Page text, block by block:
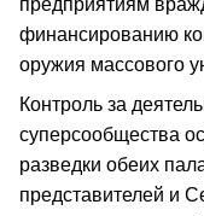
предприятиям
финансированию
оружия массового
Контроль за
суперсообщества
разведки обеих
представителей и